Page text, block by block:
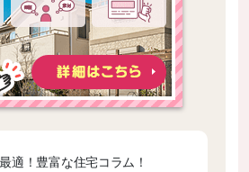
適！豊富な住宅コラム！